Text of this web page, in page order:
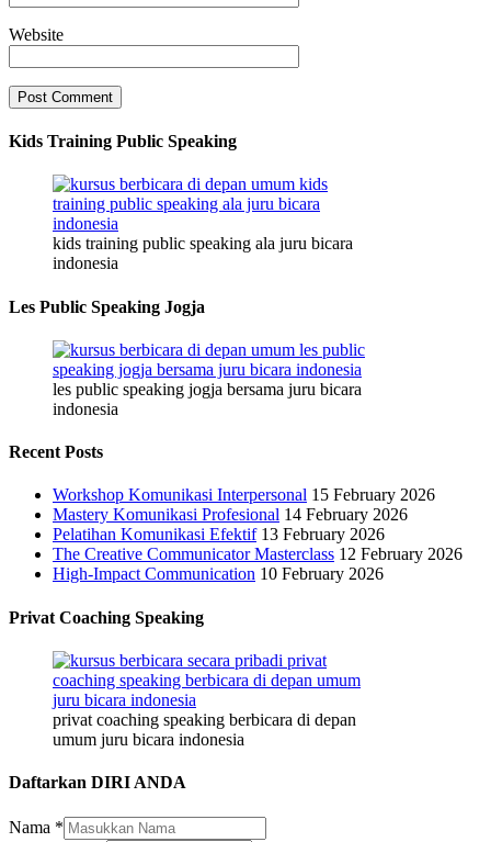
Website
Kids Training Public Speaking
kids training public speaking ala juru bicara
indonesia
Les Public Speaking Jogja
les public speaking jogja bersama juru bicara
indonesia
Recent Posts
Workshop Komunikasi Interpersonal 15 February 2026
Mastery Komunikasi Profesional 14 February 2026
Pelatihan Komunikasi Efektif 13 February 2026
The Creative Communicator Masterclass 12 February 2026
High-Impact Communication 10 February 2026
Privat Coaching Speaking
privat coaching speaking berbicara di depan
umum juru bicara indonesia
Daftarkan DIRI ANDA
Nama *